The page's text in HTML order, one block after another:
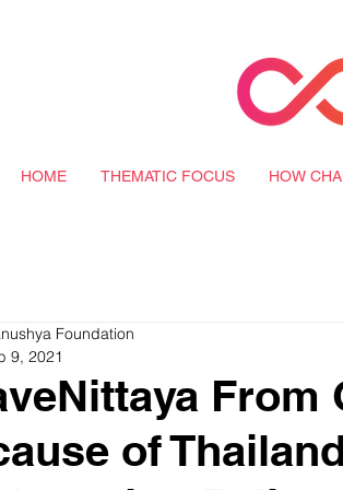
HOME THEMATIC FOCUS HOW
From
of
Foundation
9, 2021